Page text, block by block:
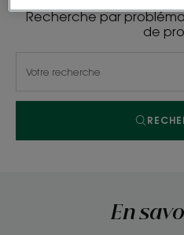
Recherche par
de
En